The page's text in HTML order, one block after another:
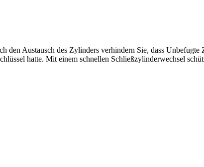
Austausch des Zylinders verhindern Sie, dass
hatte.​ Mit einem schnellen Schließzylinderwechsel